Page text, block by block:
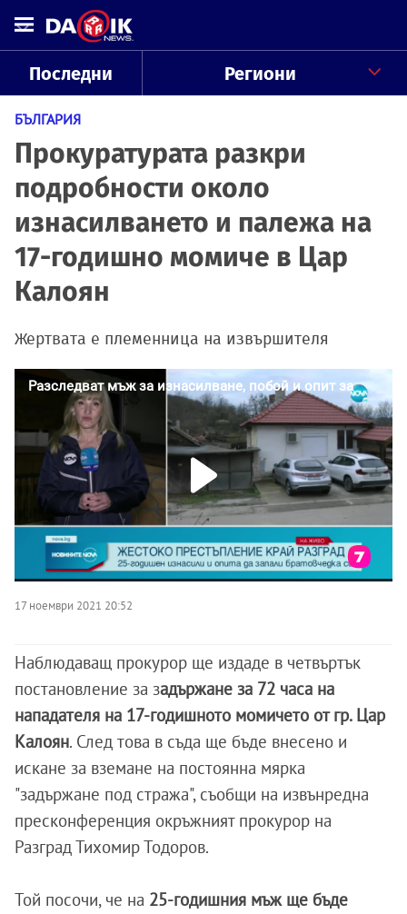
Последни Региони
БЪЛГАРИЯ
Прокуратурата разкри
подробности около
изнасилването и палежа на
17-годишно момиче в Цар
Калоян
Жертвата е племенница на извършителя
17 ноември 2021 20:52
Наблюдаващ прокурор ще издаде в четвъртък
постановление за задържане за 72 часа на
нападателя на 17-годишното момичето от гр. Цар
Калоян. След това в съда ще бъде внесено и
искане за вземане на постоянна мярка
"задържане под стража", съобщи на извънредна
пресконференция окръжният прокурор на
Разград Тихомир Тодоров.
Той посочи, че на 25-годишния мъж ще бъде